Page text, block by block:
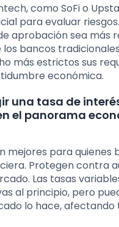
como SoFi o
para evaluar
aprobación sea más
bancos
más estrictos sus
económica.
una tasa de
el panorama
mejores para quienes
Protegen contra
Las tasas
al principio, pero
lo hace, afectando